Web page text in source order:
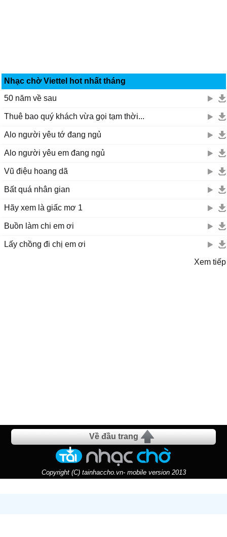
Nhạc chờ Viettel hot nhất tháng
50 năm về sau
Thuê bao quý khách vừa gọi tạm thời...
Alo người yêu tớ đang ngủ
Alo người yêu em đang ngủ
Vũ điệu hoang dã
Bất quá nhân gian
Hãy xem là giấc mơ 1
Buồn làm chi em ơi
Lấy chồng đi chị em ơi
Xem tiếp
Về đầu trang
Copyright (C) tainhaccho.vn- mobile version 2013